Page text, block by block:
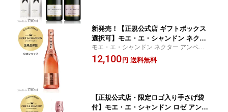
新発売！【正規公式店 ギフトボックス
選択可】モエ・エ・シャンドン ネクタ
ー アンペリアル ロゼ ルミナス 750ml
シャンパン セック 甘口 MOET & CHAN
モエ・エ・シャンドン ネクター アンペリア
ル ロゼ ルミナス、大胆で躍動感あふれるス
タイルが魅力の唯一無二のシャンパン。果
12,100 円 送料無料
【正規公式店・限定ロゴ入り手さげ袋
付】モエ・エ・シャンドン ロゼ アンペ